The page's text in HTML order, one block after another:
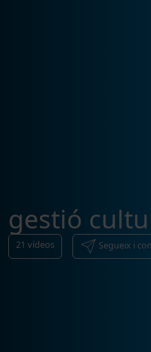
gestió
21 vídeos Segueix i